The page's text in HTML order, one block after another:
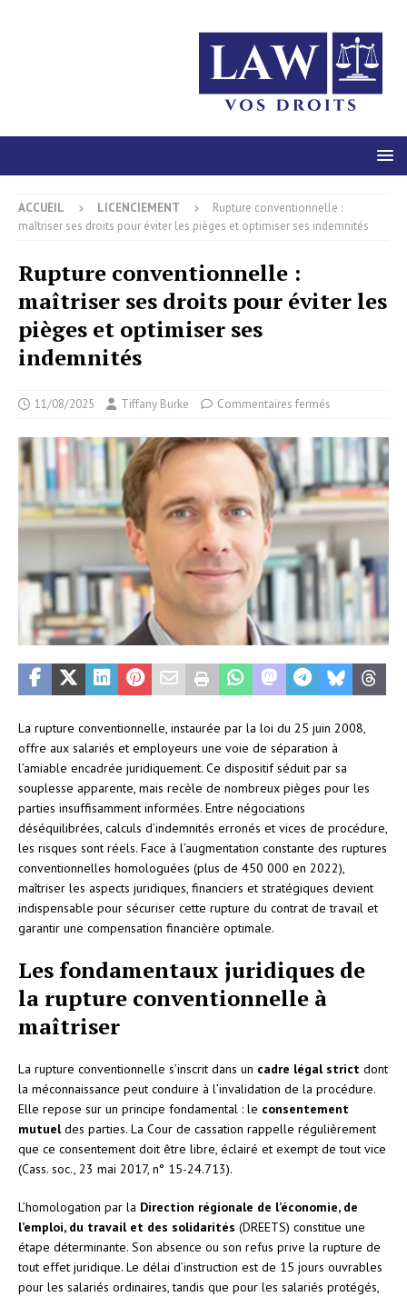
ACCUEIL LICENCIEMENT
Rupture conventionnelle :
maîtriser ses droits pour éviter les pièges et optimiser ses indemnités
Rupture conventionnelle :
maîtriser ses droits pour éviter les
pièges et optimiser ses
indemnités
11/08/2025 Tiffany Burke Commentaires fermés
La rupture conventionnelle, instaurée par la loi du 25 juin 2008,
offre aux salariés et employeurs une voie de séparation à
l’amiable encadrée juridiquement. Ce dispositif séduit par sa
souplesse apparente, mais recèle de nombreux pièges pour les
parties insuffisamment informées. Entre négociations
déséquilibrées, calculs d’indemnités erronés et vices de procédure,
les risques sont réels. Face à l’augmentation constante des ruptures
conventionnelles homologuées (plus de 450 000 en 2022),
maîtriser les aspects juridiques, financiers et stratégiques devient
indispensable pour sécuriser cette rupture du contrat de travail et
garantir une compensation financière optimale.
Les fondamentaux juridiques de
la rupture conventionnelle à
maîtriser
La rupture conventionnelle s’inscrit dans un cadre légal strict dont
la méconnaissance peut conduire à l’invalidation de la procédure.
Elle repose sur un principe fondamental : le consentement
mutueldes parties. La Cour de cassation rappelle régulièrement
que ce consentement doit être libre, éclairé et exempt de tout vice
(Cass. soc., 23 mai 2017, n° 15-24.713).
L’homologation par la Direction régionale de l’économie, de
l’emploi, du travail et des solidarités (DREETS) constitue une
étape déterminante. Son absence ou son refus prive la rupture de
tout effet juridique. Le délai d’instruction est de 15 jours ouvrables
pour les salariés ordinaires, tandis que pour les salariés protégés,